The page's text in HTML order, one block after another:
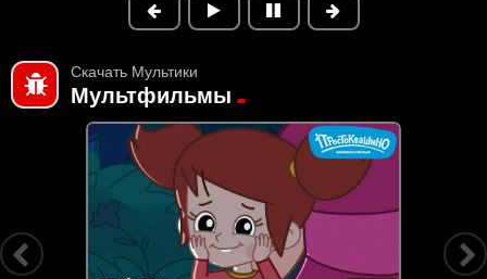
Скачать Мультики
Мультфильмы